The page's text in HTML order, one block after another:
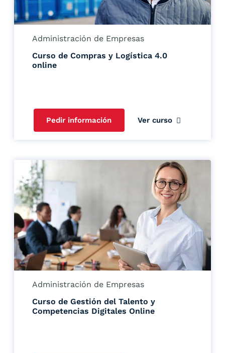
Administración de Empresas
Curso de Compras y Logística 4.0
online
Pedir información Ver curso
Administración de Empresas
Curso de Gestión del Talento y
Competencias Digitales Online